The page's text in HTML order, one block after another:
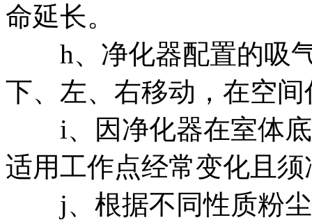
命延长。
h、净化器配置的吸气
下、左、右移动，在空
i、因净化器在室体底
适用工作点经常变化且
j、根据不同性质粉尘